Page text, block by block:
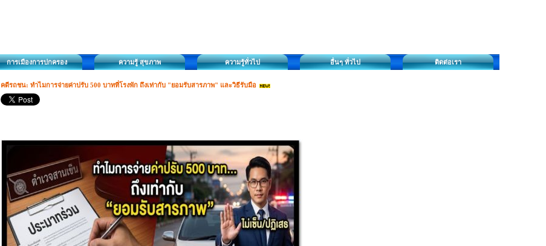
การเมืองการปกครอง ความรู้ สุขภาพ ความรู้ทั่วไป อื่นๆ ทั่วไป ติดต่อเรา
คดีรถชน: ทำไมการจ่ายค่าปรับ 500 บาทที่โรงพัก ถึงเท่ากับ "ยอมรับสารภาพ" และวิธีรับมือ